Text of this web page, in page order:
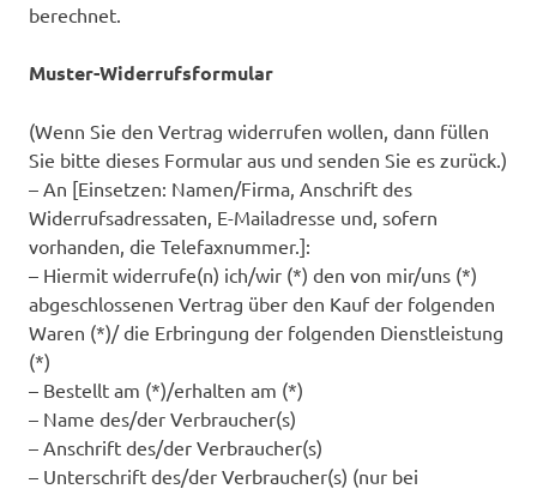
berechnet.
Muster-Widerrufsformular
(Wenn Sie den Vertrag widerrufen wollen, dann füllen
Sie bitte dieses Formular aus und senden Sie es zurück.)
– An [Einsetzen: Namen/Firma, Anschrift des
Widerrufsadressaten, E-Mailadresse und, sofern
vorhanden, die Telefaxnummer.]:
– Hiermit widerrufe(n) ich/wir (*) den von mir/uns (*)
abgeschlossenen Vertrag über den Kauf der folgenden
Waren (*)/ die Erbringung der folgenden Dienstleistung
(*)
– Bestellt am (*)/erhalten am (*)
– Name des/der Verbraucher(s)
– Anschrift des/der Verbraucher(s)
– Unterschrift des/der Verbraucher(s) (nur bei